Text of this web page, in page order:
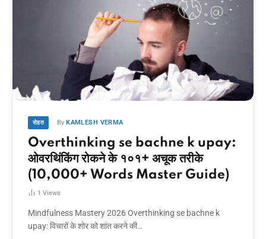
सेहत By KAMLESH VERMA
Overthinking se bachne k upay:
ओवरथिंकिंग रोकने के १०१+ अचूक तरीके
(10,000+ Words Master Guide)
1 Views
Mindfulness Mastery 2026 Overthinking se bachne k
upay: विचारों के शोर को शांत करने की…